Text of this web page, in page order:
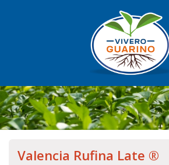
Valencia Rufina Late ®